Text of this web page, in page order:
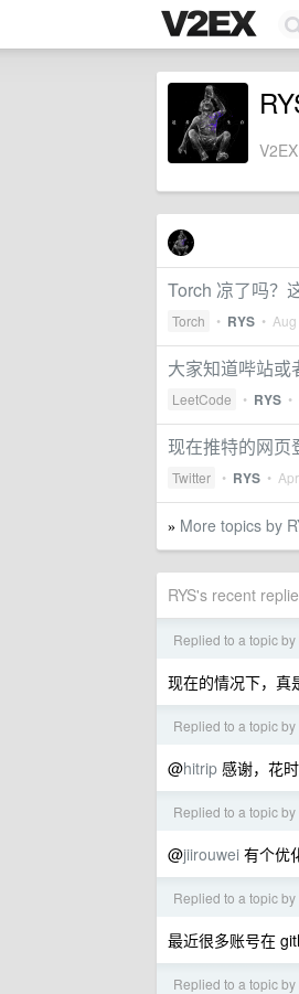
Torch 凉了吗？
Torch • RYS •
大家知道哔站或
LeetCode • RYS •
现在推特的网页
Twitter • RYS •
» More topics by
RYS's recent
Replied to a topic by
现在的情况下，真
Replied to a topic by
@hitrip 感谢，花
Replied to a topic by
@jiirouwei 有个优
Replied to a topic by
最近很多账号在
Replied to a topic by